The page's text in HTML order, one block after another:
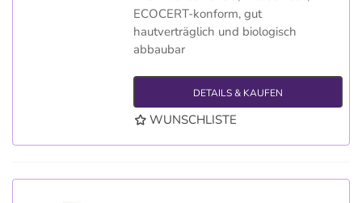
ECOCERT-konform, gut
hautverträglich und biologisch
abbaubar
DETAILS & KAUFEN
WUNSCHLISTE